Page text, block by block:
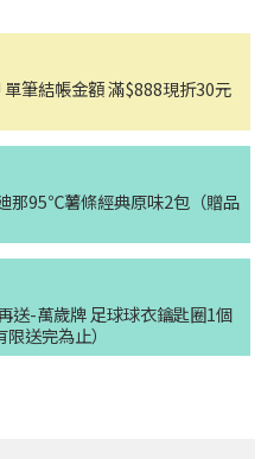
單筆結帳金額 滿$888現折30元
那95℃薯條經典原味2包（贈品
送-萬歲牌 足球球衣鑰匙圈1個
送完為止）